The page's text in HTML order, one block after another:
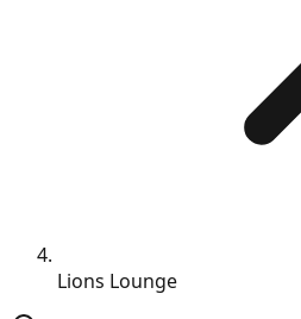
Lions Lounge